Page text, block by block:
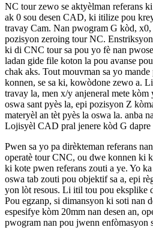
NC tour zewo se aktyèlman referans
ak 0 sou desen CAD, ki itilize pou
travay Cam. Nan pwogram G kòd,
pozisyon zeroing tour NC.
ki di CNC tour sa pou yo fè nan
ladan gide file koton la pou avanse
chak aks. Tout mouvman sa yo
konnen, se sa ki, kowòdone zewo a.
travay la, men x/y anjeneral mete
oswa sant pyès la, epi pozisyon Z
materyèl an tèt pyès la oswa la. anba
Lojisyèl CAD pral jenere kòd G
Pwen sa yo pa dirèkteman referans
operatè tour CNC, ou dwe konnen ki
ki kote pwen referans zouti a ye. Yo
oswa tab zouti pou objektif sa a, epi
yon lòt resous. Li itil tou pou eksplike
Pou egzanp, si dimansyon ki soti nan
espesifye kòm 20mm nan desen an,
pwogram nan pou jwenn enfòmasyon